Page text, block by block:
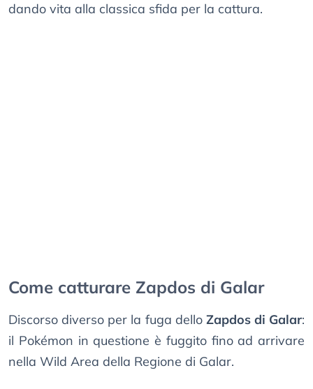
dando vita alla classica sfida per la cattura.
Come catturare Zapdos di Galar
Discorso diverso per la fuga dello Zapdos di Galar:
il Pokémon in questione è fuggito fino ad arrivare
nella Wild Area della Regione di Galar.